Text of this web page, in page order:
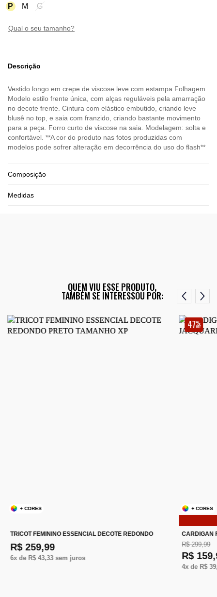
P
M G
qual o seu tamanho?
Descrição
Vestido longo em crepe de viscose leve com estampa Folhagem.
Modelo estilo frente única, com alças reguláveis pela amarração
no decote frente. Cintura com elástico embutido, criando leve
blusê no top, e saia com franzido, criando bastante movimento
para a peça. Forro curto de viscose na saia. Modelagem: solta e
confortável. **A cor do produto nas fotos produzidas com
modelos pode sofrer alteração em decorrência do uso do flash**
Composição
Medidas
QUEM VIU ESSE PRODUTO,
TAMBÉM SE INTERESSOU POR:
+ CORES
TRICOT FEMININO ESSENCIAL DECOTE REDONDO
R$ 259,99
6x de R$ 43,33sem juros
47%
OFF
+ CORES
CARDIGAN
R$ 299,99
R$
4x de R$